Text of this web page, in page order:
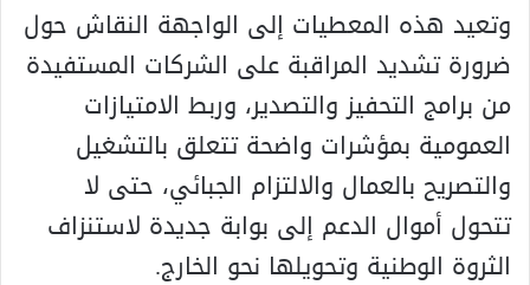
وتعيد هذه المعطيات إلى الواجهة النقاش حول
ضرورة تشديد المراقبة على الشركات المستفيدة
من برامج التحفيز والتصدير، وربط الامتيازات
العمومية بمؤشرات واضحة تتعلق بالتشغيل
والتصريح بالعمال والالتزام الجبائي، حتى لا
تتحول أموال الدعم إلى بوابة جديدة لاستنزاف
الثروة الوطنية وتحويلها نحو الخارج.